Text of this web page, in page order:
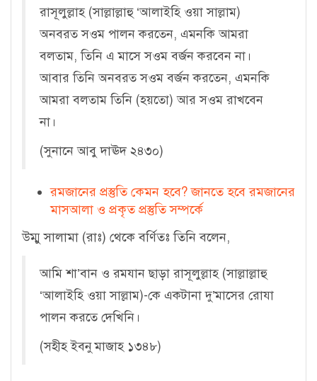
রাসূলুল্লাহ (সাল্লাল্লাহু ‘আলাইহি ওয়া সাল্লাম)
অনবরত সওম পালন করতেন, এমনকি আমরা
বলতাম, তিনি এ মাসে সওম বর্জন করবেন না।
আবার তিনি অনবরত সওম বর্জন করতেন, এমনকি
আমরা বলতাম তিনি (হয়তো) আর সওম রাখবেন
না।
(সুনানে আবু দাঊদ ২৪৩০)
রমজানের প্রস্তুতি কেমন হবে? জানতে হবে রমজানের
মাসআলা ও প্রকৃত প্রস্তুতি সম্পর্কে
উম্মু সালামা (রাঃ) থেকে বর্ণিতঃ তিনি বলেন,
আমি শা’বান ও রমযান ছাড়া রাসূলুল্লাহ (সাল্লাল্লাহু
‘আলাইহি ওয়া সাল্লাম)-কে একটানা দু’মাসের রোযা
পালন করতে দেখিনি।
(সহীহ ইবনু মাজাহ ১৩৪৮)